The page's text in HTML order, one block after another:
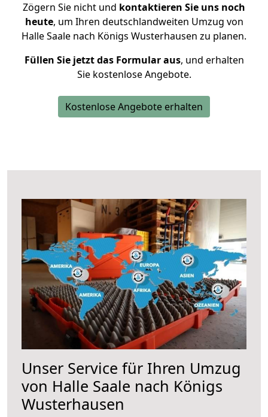
Zögern Sie nicht und kontaktieren Sie uns noch
heute, um Ihren deutschlandweiten Umzug von
Halle Saale nach Königs Wusterhausen zu planen.
Füllen Sie jetzt das Formular aus, und erhalten
Sie kostenlose Angebote.
Kostenlose Angebote erhalten
Unser Service für Ihren Umzug
von Halle Saale nach Königs
Wusterhausen